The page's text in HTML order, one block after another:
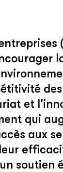
des
et
qui
aux
soutien